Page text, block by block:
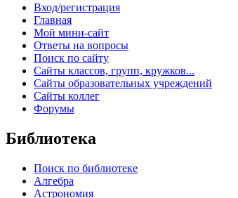
Вход/регистрация
Главная
Мой мини-сайт
Ответы на вопросы
Поиск по сайту
Сайты классов, групп, кружков...
Сайты образовательных учреждений
Сайты коллег
Форумы
Библиотека
Поиск по библиотеке
Алгебра
Астрономия